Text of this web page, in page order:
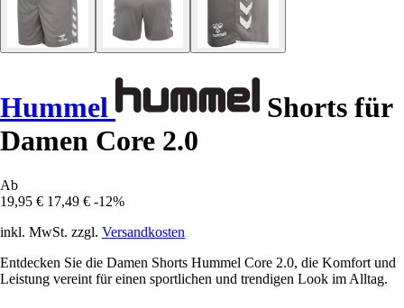
Hummel
Shorts für
Damen Core 2.0
Ab
19,95 € 17,49 € -12%
inkl. MwSt. zzgl. Versandkosten
Entdecken Sie die Damen Shorts Hummel Core 2.0, die Komfort und
Leistung vereint für einen sportlichen und trendigen Look im Alltag.